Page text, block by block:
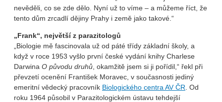
nevěděli, co se zde dělo. Nyní už to víme – a můžeme říct, že
tento dům zrcadlí dějiny Prahy i země jako takové.“
„Frank“, největší z parazitologů
„Biologie mě fascinovala už od páté třídy základní školy, a
když v roce 1953 vyšlo první české vydání knihy Charlese
Darwina O původu druhů , okamžitě jsem si ji pořídil,“ řekl při
převzetí ocenění František Moravec, v současnosti jediný
emeritní vědecký pracovník Biologického centra AV ČR . Od
roku 1964 působil v Parazitologickém ústavu tehdejší